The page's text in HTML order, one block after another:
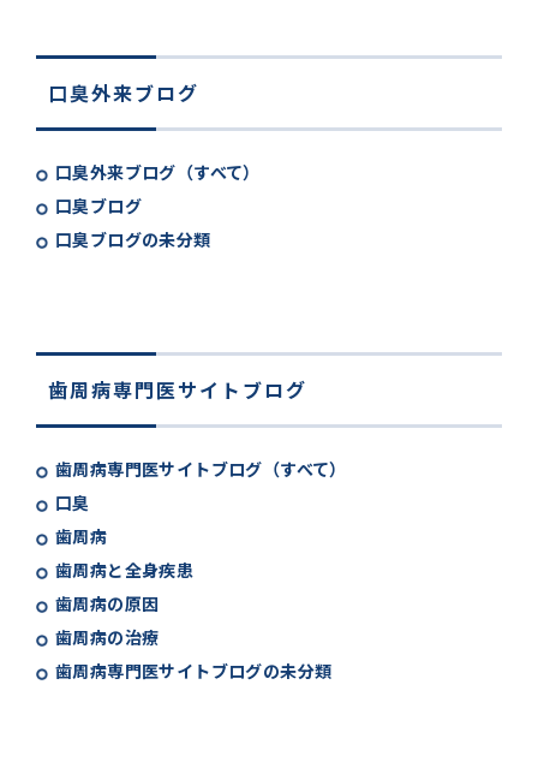
口臭外来ブログ
口臭外来ブログ（すべて）
口臭ブログ
口臭ブログの未分類
歯周病専門医サイトブログ
歯周病専門医サイトブログ（すべて）
口臭
歯周病
歯周病と全身疾患
歯周病の原因
歯周病の治療
歯周病専門医サイトブログの未分類